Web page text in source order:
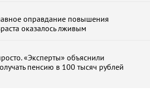
оправдание повышения
оказалось лживым
«Эксперты» объяснили
пенсию в 100 тысяч рублей